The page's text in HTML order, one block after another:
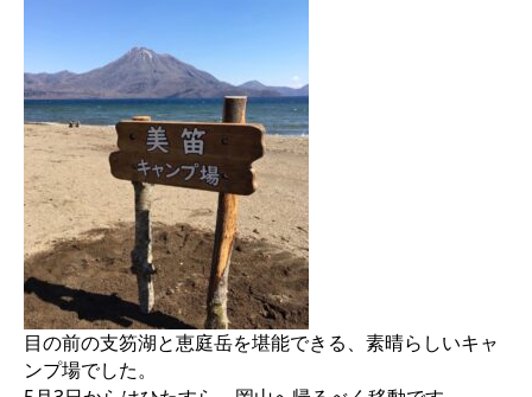
目の前の支笏湖と恵庭岳を堪能できる、素晴らしいキャ
ンプ場でした。